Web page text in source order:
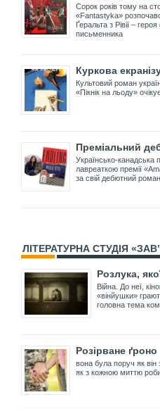
Сорок років тому на
«Fantastyka»
Ґеральта з Рівії –
письменника
Куркова
Культовий роман
«Пікнік на льоду»
Преміальний
Українсько-канадська
лавреаткою премії
за свій дебютний
ЛІТЕРАТУРНА СТУДІЯ
Розлука,
Війна. До неї,
«вінйушки»
головна тема
Розірване ґроно
вона була поруч як він
як з кожною миттю